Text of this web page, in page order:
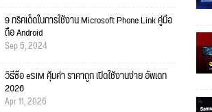
9 ทริคเด็ดในการใช้งาน Microsoft Phone Link คู่มือ
ถือ Android
Sep 5, 2024
วิธีซื้อ eSIM คุ้มค่า ราคาถูก เปิดใช้งานง่าย อัพเดท
2026
Apr 11, 2026